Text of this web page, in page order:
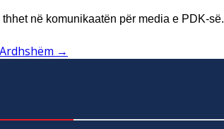
në komunikaatën për media e PDK-së.
→